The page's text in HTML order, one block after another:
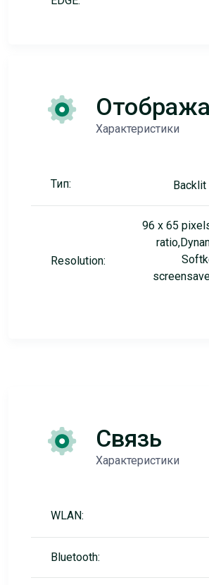
Характеристики
Тип:
Resolution:
96 x 65
Связь
Характеристики
WLAN:
Bluetooth: